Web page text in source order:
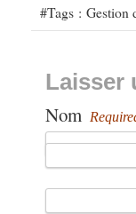
#Tags : Gestion
Laisser
Nom